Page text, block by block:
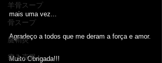
羊骨スープ
骨スープ
腱鞘炎
痛み克服
mais uma vez...
Agradeço a todos que me deram a força e amor.
Muito Obrigada!!!